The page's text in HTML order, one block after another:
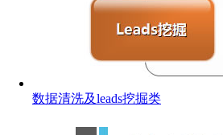
数据清洗及leads挖掘类